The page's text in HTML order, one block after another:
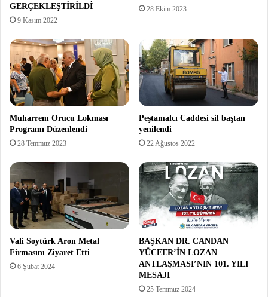
GERÇEKLEŞTİRİLDİ
9 Kasım 2022
28 Ekim 2023
Muharrem Orucu Lokması
Programı Düzenlendi
28 Temmuz 2023
Peştamalcı Caddesi sil baştan
yenilendi
22 Ağustos 2022
Vali Soytürk Aron Metal
Firmasını Ziyaret Etti
6 Şubat 2024
BAŞKAN DR. CANDAN
YÜCEER’İN LOZAN
ANTLAŞMASI’NIN 101. YILI
MESAJI
25 Temmuz 2024